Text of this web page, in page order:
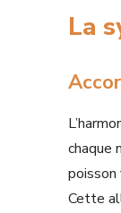
La
chaque
poisson
Cette